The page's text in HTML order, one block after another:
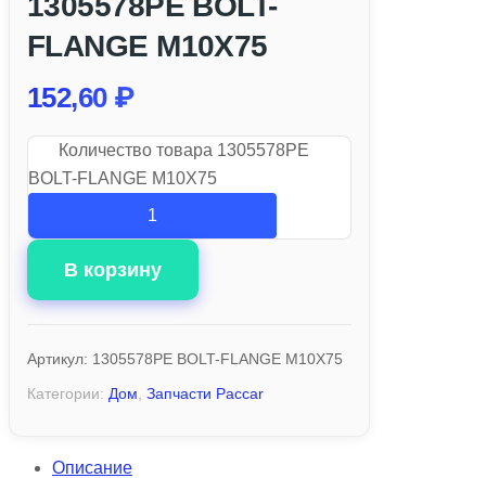
FLANGE M10X75
152,60 ₽
Количество товара 1305578PE
BOLT-FLANGE M10X75
В корзину
Артикул: 1305578PE BOLT-FLANGE M10X75
Категории: Дом Запчасти Paccar
Описание